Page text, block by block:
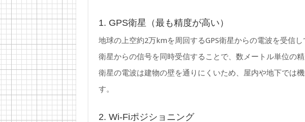
1. GPS衛星（最も精度が高い）
地球の上空約2万kmを周回するGPS衛星からの電波を受信
衛星からの信号を同時受信することで、数メートル単位の
衛星の電波は建物の壁を通りにくいため、屋内や地下では
す。
2. Wi-Fiポジショニング